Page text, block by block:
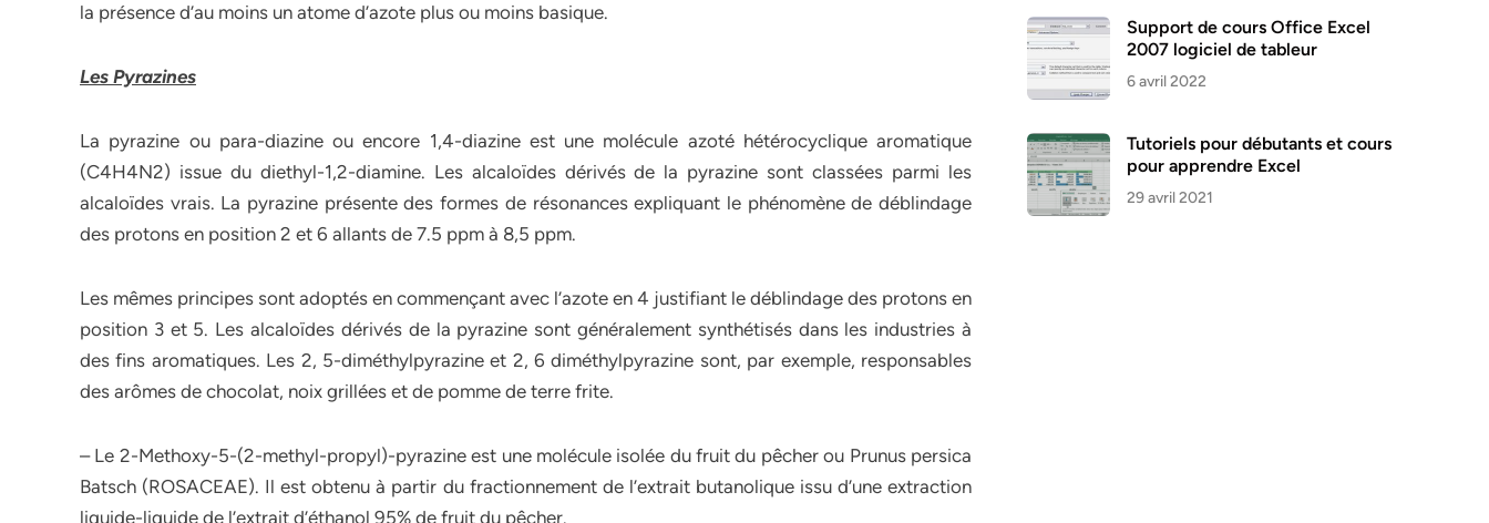
la présence d’au moins un atome d’azote plus ou moins basique.
Les Pyrazines
La pyrazine ou para-diazine ou encore 1,4-diazine est une molécule azoté hétérocyclique aromatique
(C4H4N2) issue du diethyl-1,2-diamine. Les alcaloïdes dérivés de la pyrazine sont classées parmi les
alcaloïdes vrais. La pyrazine présente des formes de résonances expliquant le phénomène de déblindage
des protons en position 2 et 6 allants de 7.5 ppm à 8,5 ppm.
Les mêmes principes sont adoptés en commençant avec l’azote en 4 justifiant le déblindage des protons en
position 3 et 5. Les alcaloïdes dérivés de la pyrazine sont généralement synthétisés dans les industries à
des fins aromatiques. Les 2, 5-diméthylpyrazine et 2, 6 diméthylpyrazine sont, par exemple, responsables
des arômes de chocolat, noix grillées et de pomme de terre frite.
– Le 2-Methoxy-5-(2-methyl-propyl)-pyrazine est une molécule isolée du fruit du pêcher ou Prunus persica
Batsch (ROSACEAE). Il est obtenu à partir du fractionnement de l’extrait butanolique issu d’une extraction
liquide-liquide de l’extrait d’éthanol 95% de fruit du pêcher.
Support de cours Office Excel
2007 logiciel de tableur
6 avril 2022
Tutoriels pour débutants et cours
pour apprendre Excel
29 avril 2021